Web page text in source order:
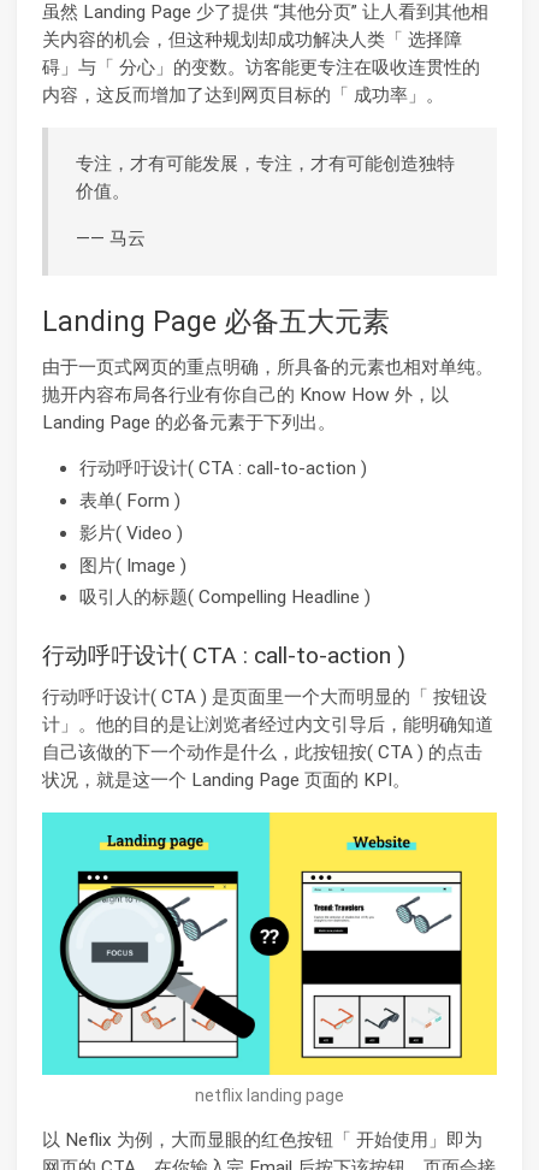
虽然 Landing Page 少了提供 “其他分页” 让人看到其他相
关内容的机会，但这种规划却成功解决人类「 选择障
碍」与「 分心」的变数。访客能更专注在吸收连贯性的
内容，这反而增加了达到网页目标的「 成功率」。
专注，才有可能发展，专注，才有可能创造独特
价值。
—— 马云
Landing Page 必备五大元素
由于一页式网页的重点明确，所具备的元素也相对单纯。
抛开内容布局各行业有你自己的 Know How 外，以
Landing Page 的必备元素于下列出。
行动呼吁设计( CTA : call-to-action )
表单( Form )
影片( Video )
图片( Image )
吸引人的标题( Compelling Headline )
行动呼吁设计( CTA : call-to-action )
行动呼吁设计( CTA ) 是页面里一个大而明显的「 按钮设
计」。他的目的是让浏览者经过内文引导后，能明确知道
自己该做的下一个动作是什么，此按钮按( CTA ) 的点击
状况，就是这一个 Landing Page 页面的 KPI。
netflix landing page
以 Neflix 为例，大而显眼的红色按钮「 开始使用」即为